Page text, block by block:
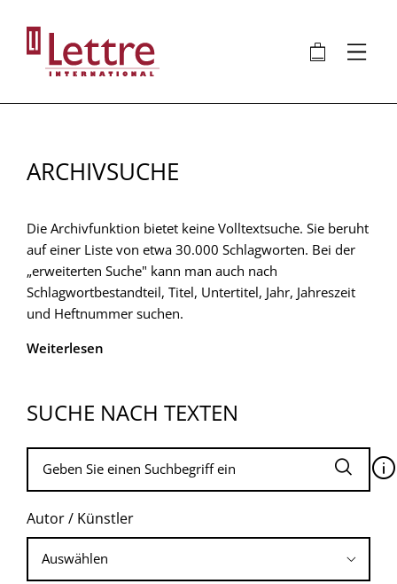
Inhalt
🛍 ⋮
ARCHIVSUCHE
Die Archivfunktion bietet keine Volltextsuche. Sie beruht
auf einer Liste von etwa 30.000 Schlagworten. Bei der
„erweiterten Suche" kann man auch nach
Schlagwortbestandteil, Titel, Untertitel, Jahr, Jahreszeit
und Heftnummer suchen.
Weiterlesen
SUCHE NACH TEXTEN
🛈
Autor / Künstler